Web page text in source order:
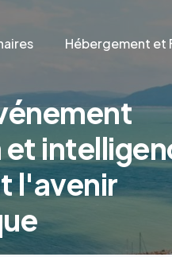
Hébergement et
l'avenir